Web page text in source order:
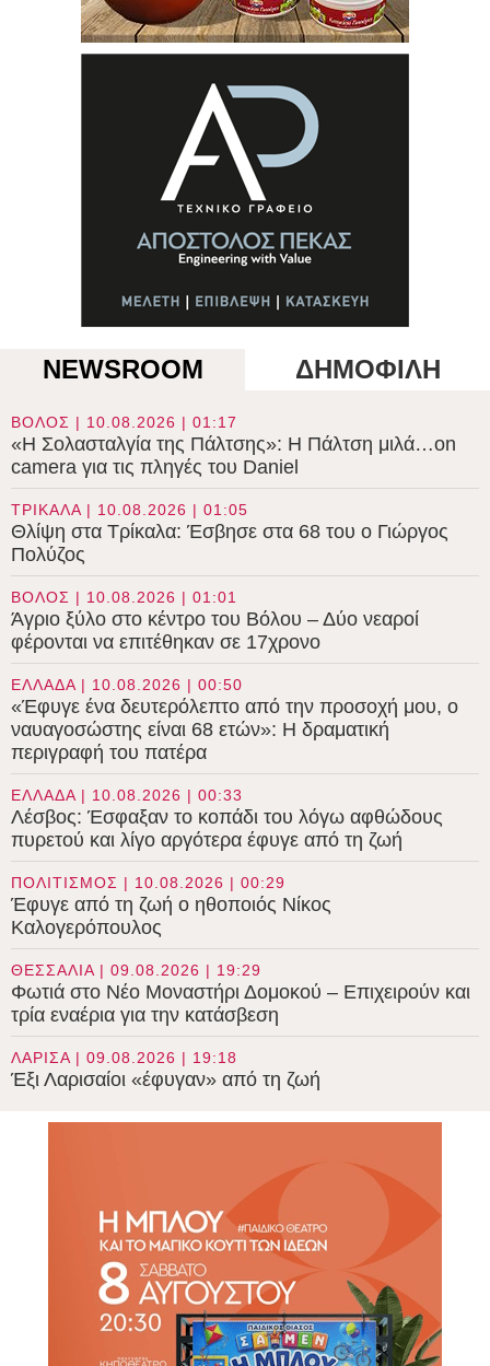
NEWSROOM ΔΗΜΟΦΙΛΗ
ΒΟΛΟΣ | 10.08.2026 | 01:17
«Η Σολασταλγία της Πάλτσης»: Η Πάλτση μιλά…on
camera για τις πληγές του Daniel
ΤΡΙΚΑΛΑ | 10.08.2026 | 01:05
Θλίψη στα Τρίκαλα: Έσβησε στα 68 του ο Γιώργος
Πολύζος
ΒΟΛΟΣ | 10.08.2026 | 01:01
Άγριο ξύλο στο κέντρο του Βόλου – Δύο νεαροί
φέρονται να επιτέθηκαν σε 17χρονο
ΕΛΛΑΔΑ | 10.08.2026 | 00:50
«Έφυγε ένα δευτερόλεπτο από την προσοχή μου, ο
ναυαγοσώστης είναι 68 ετών»: Η δραματική
περιγραφή του πατέρα
ΕΛΛΑΔΑ | 10.08.2026 | 00:33
Λέσβος: Έσφαξαν το κοπάδι του λόγω αφθώδους
πυρετού και λίγο αργότερα έφυγε από τη ζωή
ΠΟΛΙΤΙΣΜΟΣ | 10.08.2026 | 00:29
Έφυγε από τη ζωή ο ηθοποιός Νίκος
Καλογερόπουλος
ΘΕΣΣΑΛΙΑ | 09.08.2026 | 19:29
Φωτιά στο Νέο Μοναστήρι Δομοκού – Επιχειρούν και
τρία εναέρια για την κατάσβεση
ΛΑΡΙΣΑ | 09.08.2026 | 19:18
Έξι Λαρισαίοι «έφυγαν» από τη ζωή